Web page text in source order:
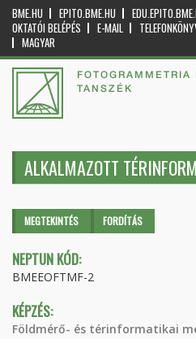
BME.HU EPITO.BME.HU
OKTATÓI BELÉPÉS
E-MAIL
MAGYAR
TANSZÉK
ALKALMAZOTT
Elsődleges fülek
MEGTEKINTÉS (AKTÍVFORDÍTÁS
NEPTUN KÓD:
BMEEOFTMF-2
KÉPZÉS:
Földmérő- és térinformatikai